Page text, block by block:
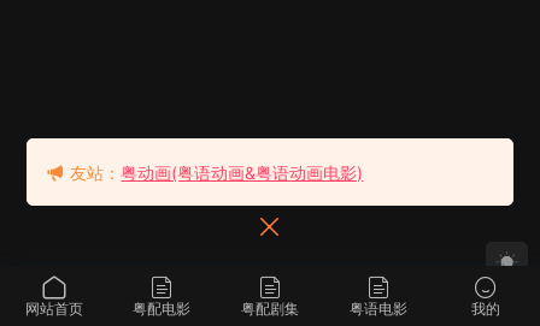
网站首页 粤配电影 粤配剧集 粤语电影 我的
友站：粤动画(粤语动画&粤语动画电影)